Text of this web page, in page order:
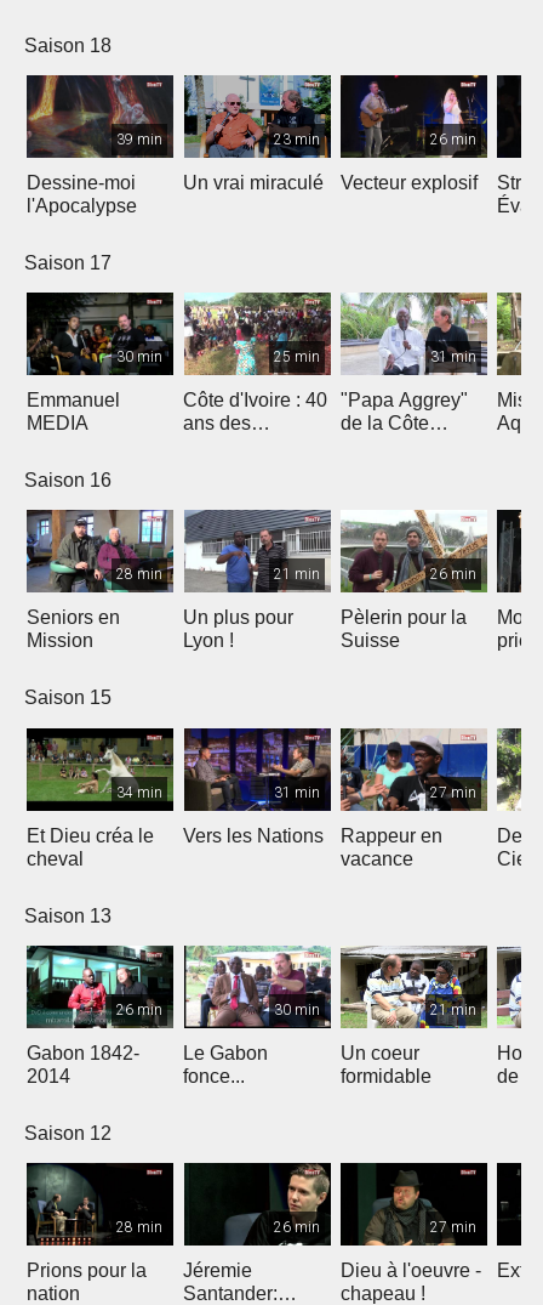
Saison 18
39 min
Dessine-moi
l'Apocalypse
23 min
Un vrai miraculé
26 min
Vecteur explosif
Saison 17
30 min
Emmanuel
MEDIA
25 min
Côte d'Ivoire : 40
ans des
31 min
"Papa Aggrey"
de la Côte
Saison 16
28 min
Seniors en
Mission
21 min
Un plus pour
Lyon !
26 min
Pèlerin pour la
Suisse
Saison 15
34 min
Et Dieu créa le
cheval
31 min
Vers les Nations
27 min
Rappeur en
vacance
Ciel
Saison 13
26 min
Gabon 1842-
2014
30 min
Le Gabon
fonce...
21 min
Un coeur
formidable
de
Saison 12
28 min
Prions pour la
nation
26 min
Jéremie
Santander:
27 min
Dieu à l'oeuvre -
chapeau !